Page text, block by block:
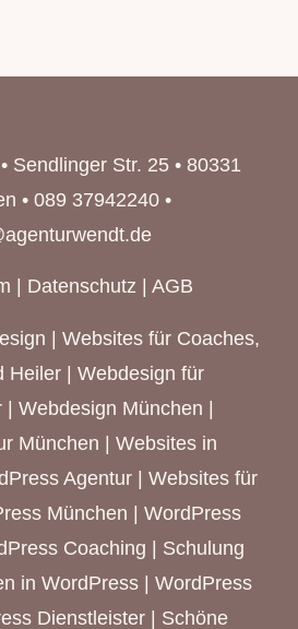
Sendlinger Str. 25 • 80331
• 089 37942240 •
Datenschutz AGB
|Websites für Coaches,
Heiler |Webdesign für
| Webdesign München |
München | Websites in
Agentur |Websites für
München | WordPress
Coaching | Schulung
in WordPress | WordPress
Dienstleister | Schöne